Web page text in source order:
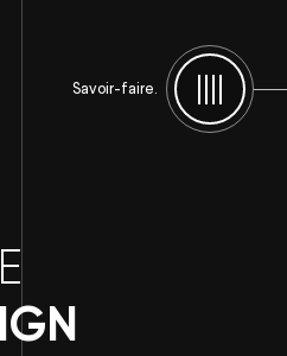
Menu
Savoir-faire.